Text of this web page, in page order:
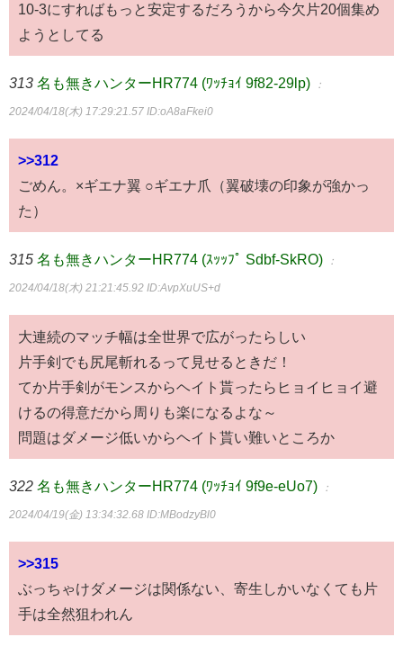
10-3にすればもっと安定するだろうから今欠片20個集め
ようとしてる
313 名も無きハンターHR774 (ﾜｯﾁｮｲ 9f82-29lp) ：
2024/04/18(木) 17:29:21.57 ID:oA8aFkei0
>>312
ごめん。×ギエナ翼 ○ギエナ爪（翼破壊の印象が強かっ
た）
315 名も無きハンターHR774 (ｽｯｯﾌﾟ Sdbf-SkRO) ：
2024/04/18(木) 21:21:45.92 ID:AvpXuUS+d
大連続のマッチ幅は全世界で広がったらしい
片手剣でも尻尾斬れるって見せるときだ！
てか片手剣がモンスからヘイト貰ったらヒョイヒョイ避
けるの得意だから周りも楽になるよな～
問題はダメージ低いからヘイト貰い難いところか
322 名も無きハンターHR774 (ﾜｯﾁｮｲ 9f9e-eUo7) ：
2024/04/19(金) 13:34:32.68 ID:MBodzyBl0
>>315
ぶっちゃけダメージは関係ない、寄生しかいなくても片
手は全然狙われん